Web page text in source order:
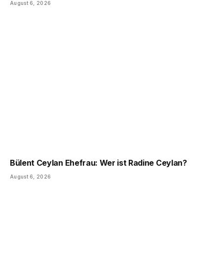
August 6, 2026
Bülent Ceylan Ehefrau: Wer ist Radine Ceylan?
August 6, 2026